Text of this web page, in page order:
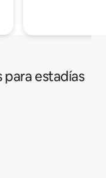
estadías